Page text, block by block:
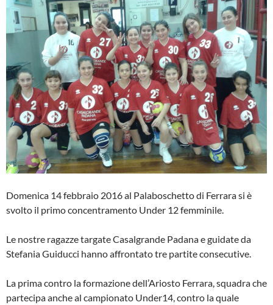
Domenica 14 febbraio 2016 al Palaboschetto di Ferrara si è
svolto il primo concentramento Under 12 femminile.
Le nostre ragazze targate Casalgrande Padana e guidate da
Stefania Guiducci hanno affrontato tre partite consecutive.
La prima contro la formazione dell’Ariosto Ferrara, squadra che
partecipa anche al campionato Under14, contro la quale